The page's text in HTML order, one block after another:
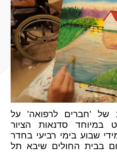
של 'חברים לרפואה' על
במיוחד סדנאות הציור
שבוע בימי רביעי בחדר
בבית החולים שיבא תל